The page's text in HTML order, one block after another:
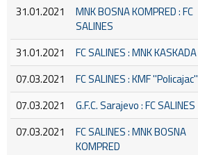
31.01.2021
MNK BOSNA KOMPRED : FC
SALINES
31.01.2021
FC SALINES : MNK KASKADA
07.03.2021
FC SALINES : KMF ''Policajac''
07.03.2021
G.F.C. Sarajevo : FC SALINES
07.03.2021
FC SALINES : MNK BOSNA
KOMPRED